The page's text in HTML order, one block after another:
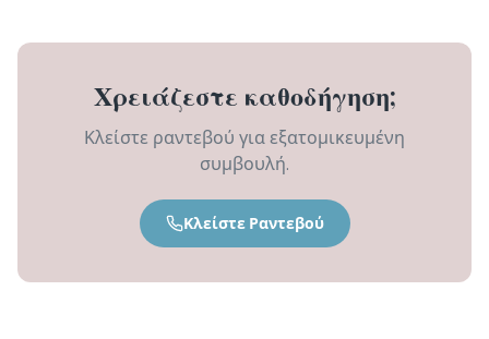
Χρειάζεστε καθοδήγηση;
Κλείστε ραντεβού για εξατομικευμένη
συμβουλή.
Κλείστε Ραντεβού